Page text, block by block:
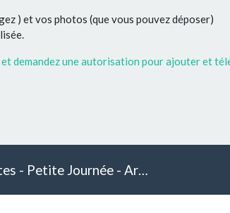
) et vos photos (que vous pouvez déposer)
demandez une autorisation pour ajouter et
- Petite Journée - Artigues